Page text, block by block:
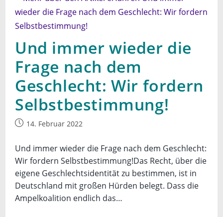
Und immer wieder die
Frage nach dem
Geschlecht: Wir fordern
Selbstbestimmung!
Beitrag14. Februar 2022
Und immer wieder die Frage nach dem Geschlecht:
Wir fordern Selbstbestimmung!Das Recht, über die
eigene Geschlechtsidentität zu bestimmen, ist in
Deutschland mit großen Hürden belegt. Dass die
Ampelkoalition endlich das…